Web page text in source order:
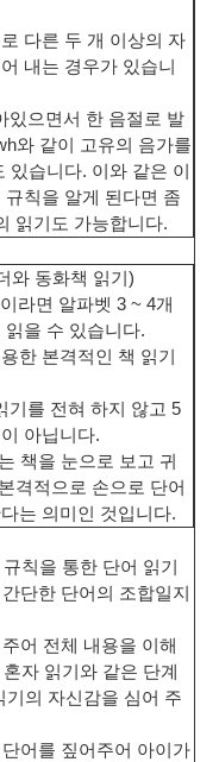
다른 두 개 이상의 자
내는 경우가 있습니
있으면서 한 음절로 발
와 같이 고유의 음가를
있습니다. 이와 같은 이
칙을 알게 된다면 좀
읽기도 가능합니다.
와 동화책 읽기)
라면 알파벳 3 ~ 4개
을 수 있습니다.
한 본격적인 책 읽기
기를 전혀 하지 않고 5
아닙니다.
책을 눈으로 보고 귀
본격적으로 손으로 단어
는 의미인 것입니다.
칙을 통한 단어 읽기
단한 단어의 조합일지
어 전체 내용을 이해
자 읽기와 같은 단계
의 자신감을 심어 주
어를 짚어주어 아이가